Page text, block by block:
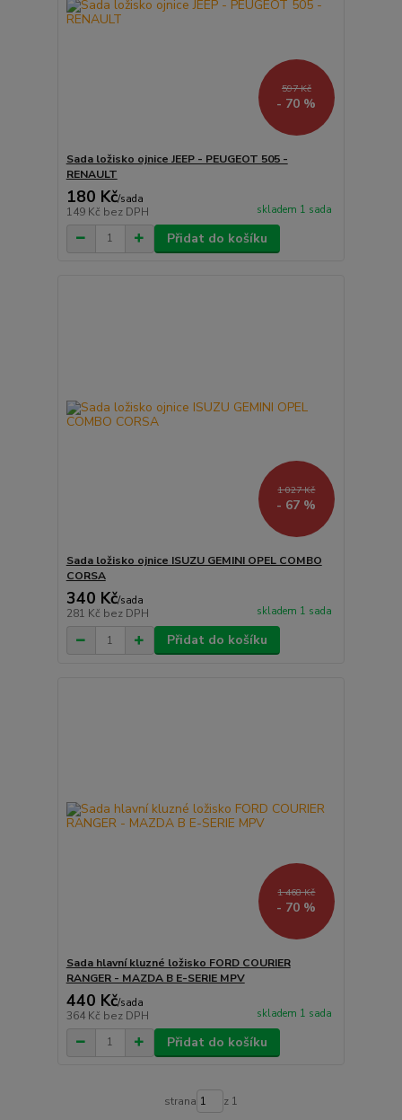
597 Kč
- 70 %
Sada ložisko ojnice JEEP - PEUGEOT 505 -
RENAULT
180 Kč/sada
149 Kč bez DPH skladem 1 sada
Přidat do košíku
1 027 Kč
- 67 %
Sada ložisko ojnice ISUZU GEMINI OPEL COMBO
CORSA
340 Kč/sada
281 Kč bez DPH skladem 1 sada
Přidat do košíku
1 468 Kč
- 70 %
Sada hlavní kluzné ložisko FORD COURIER
RANGER - MAZDA B E-SERIE MPV
440 Kč/sada
364 Kč bez DPH skladem 1 sada
Přidat do košíku
strana z 1